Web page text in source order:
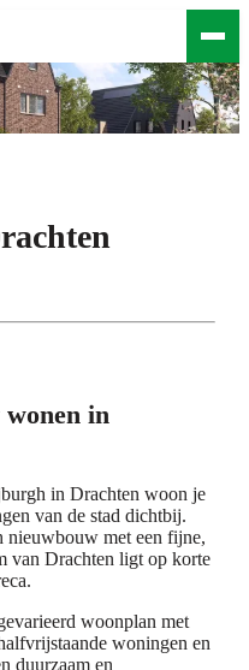
in
in Drachten woon je
van de stad dichtbij.
nieuwbouw met een fijne,
van Drachten ligt op korte
woonplan met
woningen en
duurzaam en